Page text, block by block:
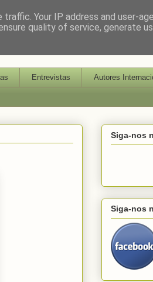
Entrevistas Autores
Siga-nos
Siga-nos
Your IP address and user-
quality of service, generate